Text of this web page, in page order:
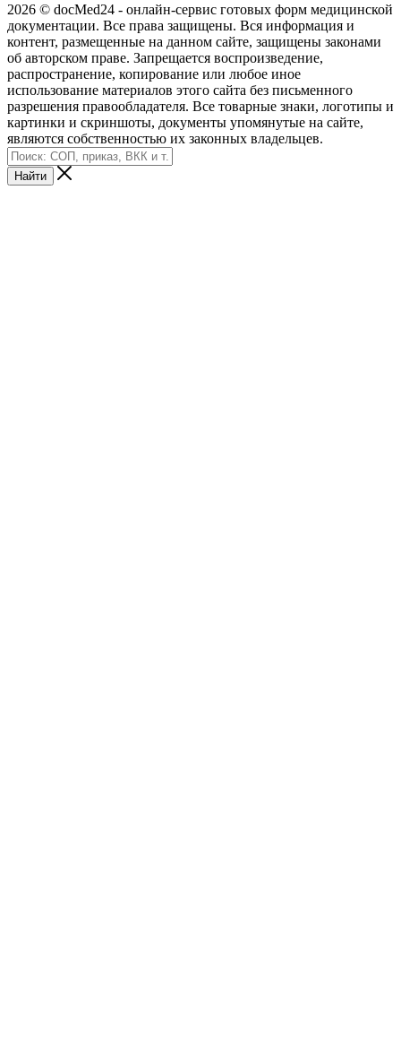
2026 © docMed24 - онлайн-сервис готовых форм медицинской
документации. Все права защищены. Вся информация и
контент, размещенные на данном сайте, защищены законами
об авторском праве. Запрещается воспроизведение,
распространение, копирование или любое иное
использование материалов этого сайта без письменного
разрешения правообладателя. Все товарные знаки, логотипы и
картинки и скриншоты, документы упомянутые на сайте,
являются собственностью их законных владельцев.
Найти